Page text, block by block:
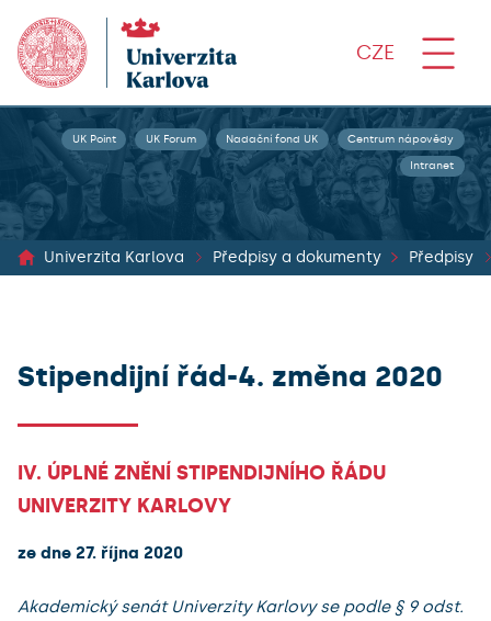
CZE
UK Point UK Forum Nadační fond UK Centrum nápovědy
Intranet
Univerzita Karlova Předpisy a dokumenty Předpisy
Stipendijní řád-4. změna 2020
IV. ÚPLNÉ ZNĚNÍ STIPENDIJNÍHO ŘÁDU
UNIVERZITY KARLOVY
ze dne 27. října 2020
Akademický senát Univerzity Karlovy se podle § 9 odst.